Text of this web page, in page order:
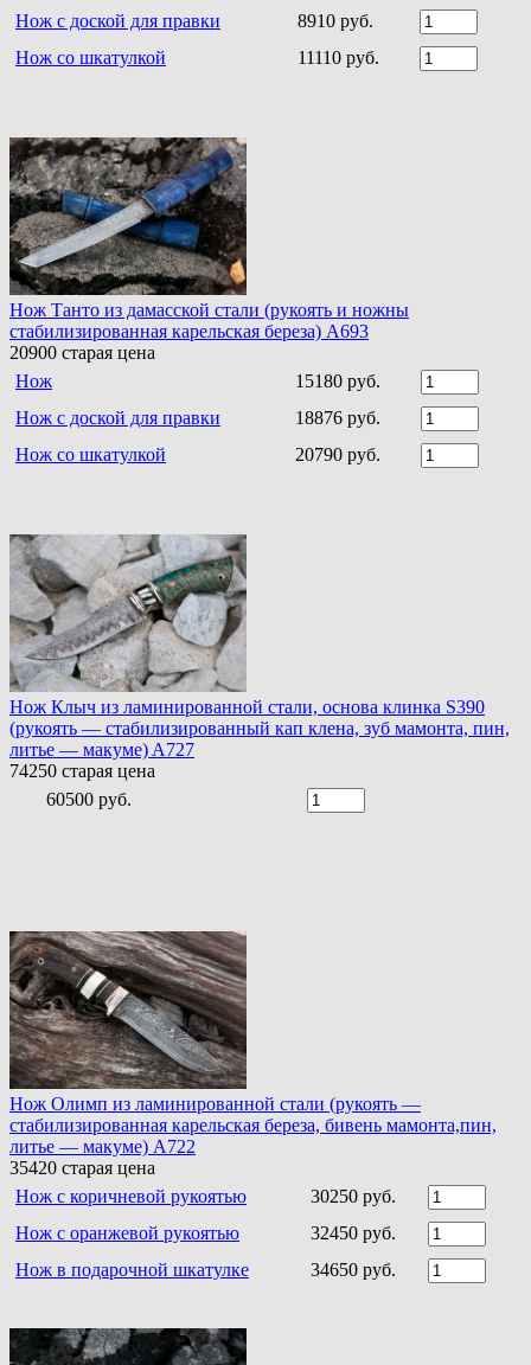
Нож с доской для правки
8910 руб.
Нож со шкатулкой
11110 руб.
Нож Танто из дамасской стали (рукоять и ножны
стабилизированная карельская береза) A693
20900 старая цена
Нож
15180 руб.
Нож с доской для правки
18876 руб.
Нож со шкатулкой
20790 руб.
Нож Клыч из ламинированной стали, основа клинка S390
(рукоять — стабилизированный кап клена, зуб мамонта, пин,
литье — макуме) A727
74250 старая цена
60500 руб.
Нож Олимп из ламинированной стали (рукоять —
стабилизированная карельская береза, бивень мамонта,пин,
литье — макуме) A722
35420 старая цена
Нож c коричневой рукоятью
30250 руб.
Нож с оранжевой рукоятью
32450 руб.
Нож в подарочной шкатулке
34650 руб.